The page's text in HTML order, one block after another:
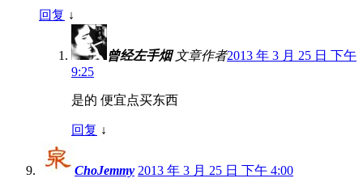
回复 ↓
曾经左手烟 文章作者2013 年 3 月 25 日 下午
9:25
是的 便宜点买东西
回复 ↓
ChoJemmy 2013 年 3 月 25 日 下午 4:00